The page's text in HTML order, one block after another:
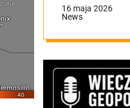
16 maja 2026
News